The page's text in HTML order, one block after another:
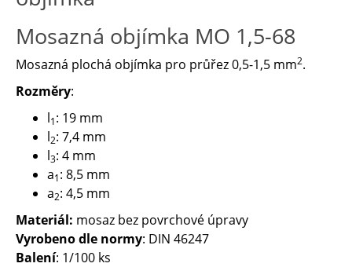
Mosazná objímka MO 1,5-68
Mosazná plochá objímka pro průřez 0,5-1,5 mm2.
Rozměry:
l1: 19 mm
l2: 7,4 mm
l3: 4 mm
a1: 8,5 mm
a2: 4,5 mm
Materiál: mosaz bez povrchové úpravy
Vyrobeno dle normy: DIN 46247
Balení: 1/100 ks